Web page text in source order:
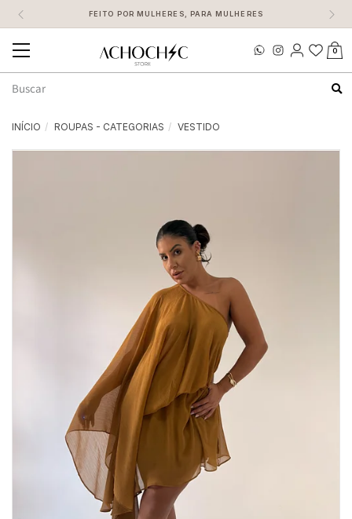
FEITO POR MULHERES, PARA MULHERES
Mudar
navegação
0
INÍCIO ROUPAS - CATEGORIAS VESTIDO